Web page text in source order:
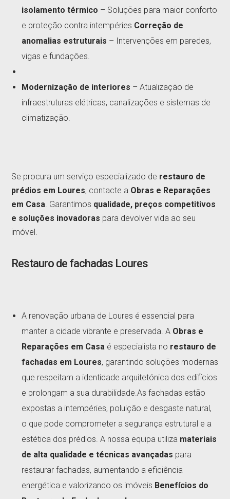
isolamento térmico – Soluções para maior conforto
e proteção contra intempéries.Correção de
anomalias estruturais – Intervenções em paredes,
vigas e fundações.
Modernização de interiores – Atualização de
infraestruturas elétricas, canalizações e sistemas de
climatização.
Se procura um serviço especializado de restauro de
prédios em Loures, contacte a Obras e Reparações
em Casa. Garantimos qualidade, preços competitivos
e soluções inovadoras para devolver vida ao seu
imóvel.
Restauro de fachadas Loures
A renovação urbana de Loures é essencial para
manter a cidade vibrante e preservada. A Obras e
Reparações em Casa é especialista no restauro de
fachadas em Loures, garantindo soluções modernas
que respeitam a identidade arquitetónica dos edifícios
e prolongam a sua durabilidade.As fachadas estão
expostas a intempéries, poluição e desgaste natural,
o que pode comprometer a segurança estrutural e a
estética dos prédios. A nossa equipa utiliza materiais
de alta qualidade e técnicas avançadas para
restaurar fachadas, aumentando a eficiência
energética e valorizando os imóveis.Benefícios do